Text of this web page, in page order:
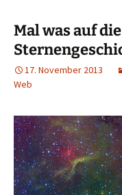
Mal was auf
17. November 2013
Web